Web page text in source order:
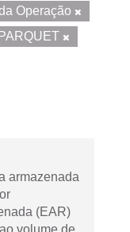
Operação
PARQUET
armazenada
(EAR)
volume de